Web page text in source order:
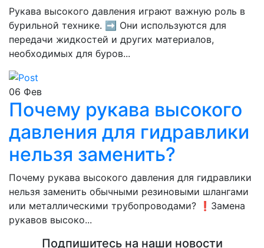
Рукава высокого давления играют важную роль в
бурильной технике. ➡️ Они используются для
передачи жидкостей и других материалов,
необходимых для буров...
06 Фев
Почему рукава высокого
давления для гидравлики
нельзя заменить?
Почему рукава высокого давления для гидравлики
нельзя заменить обычными резиновыми шлангами
или металлическими трубопроводами? ❗️Замена
рукавов высоко...
Подпишитесь на наши новости